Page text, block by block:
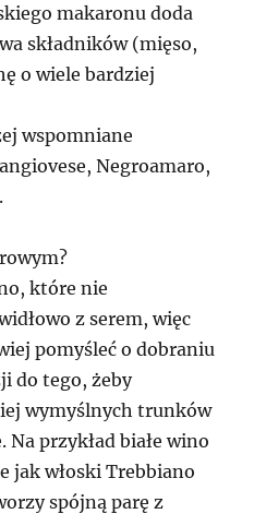
makaronu doda
składników (mięso,
o wiele bardziej
wspomniane
Negroamaro,
które nie
z serem, więc
pomyśleć o dobraniu
do tego, żeby
wymyślnych trunków
przykład białe wino
jak włoski Trebbiano
spójną parę z